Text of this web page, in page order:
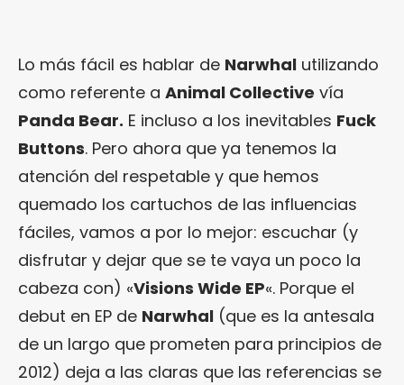
Lo más fácil es hablar de Narwhal utilizando
como referente a Animal Collective vía
Panda Bear. E incluso a los inevitables Fuck
Buttons. Pero ahora que ya tenemos la
atención del respetable y que hemos
quemado los cartuchos de las influencias
fáciles, vamos a por lo mejor: escuchar (y
disfrutar y dejar que se te vaya un poco la
cabeza con) «Visions Wide EP«. Porque el
debut en EP de Narwhal (que es la antesala
de un largo que prometen para principios de
2012) deja a las claras que las referencias se